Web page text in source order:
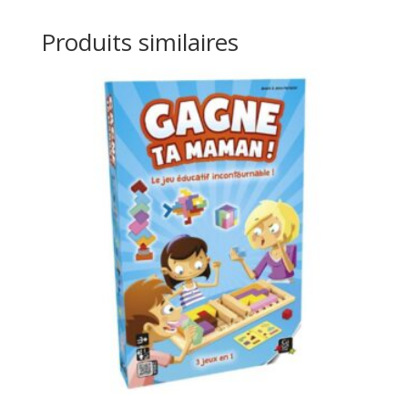
Produits similaires